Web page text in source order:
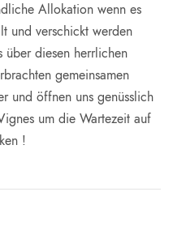
Allokation wenn es
und verschickt werden
über diesen herrlichen
gemeinsamen
und öffnen uns genüsslich
um die Wartezeit auf
!